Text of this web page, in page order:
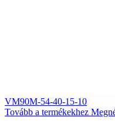
VM90M-54-40-15-10
Tovább a termékekhez